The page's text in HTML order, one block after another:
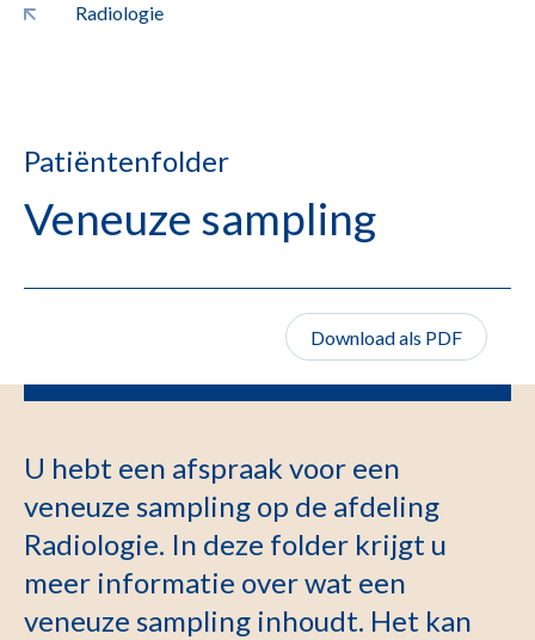
Radiologie
Patiëntenfolder
Veneuze sampling
Download als PDF
U hebt een afspraak voor een
veneuze sampling op de afdeling
Radiologie. In deze folder krijgt u
meer informatie over wat een
veneuze sampling inhoudt. Het kan